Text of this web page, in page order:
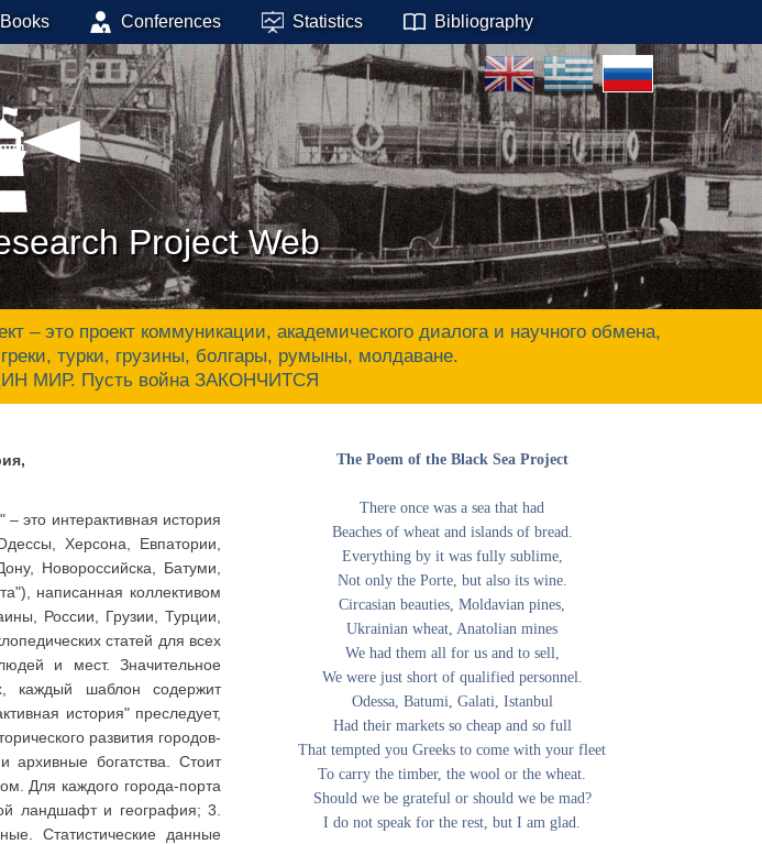
Books Conferences Statistics Bibliography
Project Web
проект коммуникации, академического диалога и научного обмена,
турки, грузины, болгары, румыны, молдаване.
МИР. Пусть война ЗАКОНЧИТСЯ
это интерактивная история
Херсона, Евпатории,
Новороссийска, Батуми,
написанная коллективом
России, Грузии, Турции,
статей для всех
и мест. Значительное
каждый шаблон содержит
история" преследует,
развития городов-
богатства. Стоит
Для каждого города-порта
ландшафт и география; 3.
Статистические данные
The Poem of the Black Sea Project
There once was a sea that had
Beaches of wheat and islands of bread.
Everything by it was fully sublime,
Not only the Porte, but also its wine.
Circasian beauties, Moldavian pines,
Ukrainian wheat, Anatolian mines
We had them all for us and to sell,
We were just short of qualified personnel.
Odessa, Batumi, Galati, Istanbul
Had their markets so cheap and so full
That tempted you Greeks to come with your fleet
To carry the timber, the wool or the wheat.
Should we be grateful or should we be mad?
I do not speak for the rest, but I am glad.